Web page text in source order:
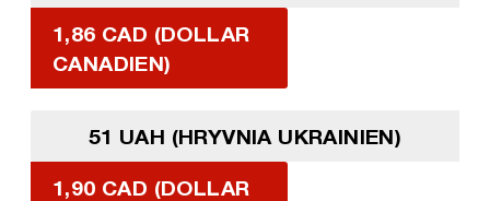
1,86 CAD (DOLLAR
CANADIEN)
51 UAH (HRYVNIA UKRAINIEN)
1,90 CAD (DOLLAR